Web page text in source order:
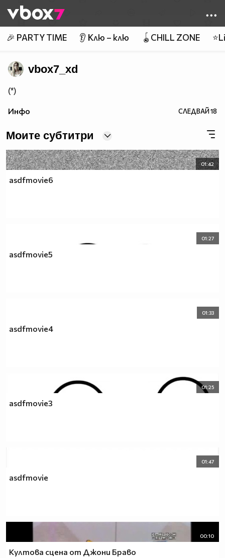
👾
🎉 PARTY TIME 👂 Клю – клю 🪀CHILL ZONE
vbox7_xd
(*)
Инфо СЛЕДВАЙ18
Моите субтитри
01:42
asdfmovie6
01:27
asdfmovie5
01:33
asdfmovie4
01:25
asdfmovie3
01:47
asdfmovie
00:10
Култова сцена от Джони Браво